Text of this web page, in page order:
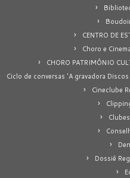
CENTRO DE
Choro e
CHORO PATRIMÔNIO
Ciclo de conversas 'A gravadora
Cineclube
Dossiê